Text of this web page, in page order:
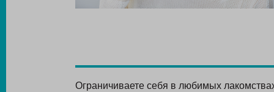
Ограничиваете себя в любимых